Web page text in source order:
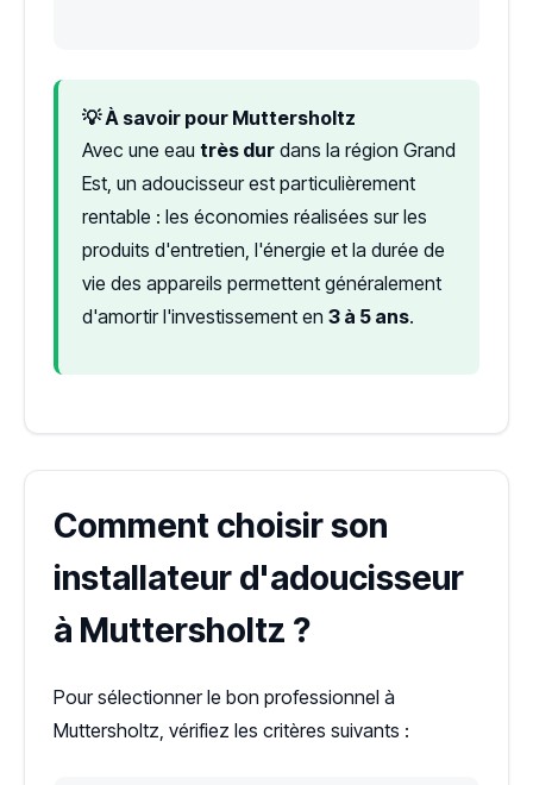
💡 À savoir pour Muttersholtz
Avec une eau très dur dans la région Grand
Est, un adoucisseur est particulièrement
rentable : les économies réalisées sur les
produits d'entretien, l'énergie et la durée de
vie des appareils permettent généralement
d'amortir l'investissement en 3 à 5 ans.
Comment choisir son
installateur d'adoucisseur
à Muttersholtz ?
Pour sélectionner le bon professionnel à
Muttersholtz, vérifiez les critères suivants :